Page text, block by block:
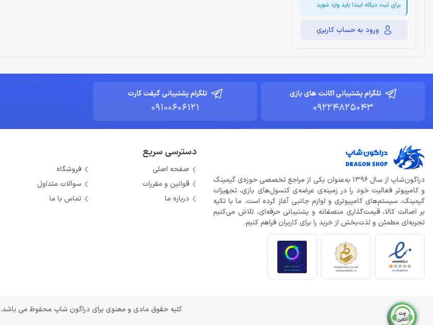
برای ثبت دیگاه ایندا باید وارد شوید
ورود به حساب کاربری
تلگرام پشتیبانی اکانت های بازی
09224825043
تلگرام پشتیبانی گیفت کارت
09100606121
دراگون‌شاپ از سال 1396 به‌عنوان یکی از مراجع تخصصی حوزه‌ی گیمینگ
و کامپیوتر فعالیت خود را در زمینه‌ی عرضه‌ی کنسول‌های بازی، تجهیزات
گیمینگ، سیستم‌های کامپیوتری و لوازم جانبی آغاز کرده است. ما با تکیه
بر اصالت کالا، قیمت‌گذاری منصفانه و پشتیبانی حرفه‌ای، تلاش می‌کنیم
تجربه‌ای مطمئن و لذت‌بخش از خرید را برای کاربران فراهم کنیم.
دسترسی سریع
صفحه اصلی
فروشگاه
قوانین و مقررات
سوالات متداول
درباره ما
تماس با ما
کلیه حقوق مادی و معنوی برای دراگون شاپ محفوظ می باشد.